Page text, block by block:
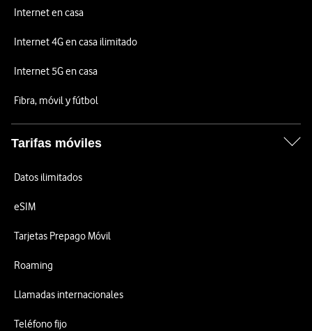
Internet en casa
Internet 4G en casa ilimitado
Internet 5G en casa
Fibra, móvil y fútbol
Tarifas móviles
Datos ilimitados
eSIM
Tarjetas Prepago Móvil
Roaming
Llamadas internacionales
Teléfono fijo